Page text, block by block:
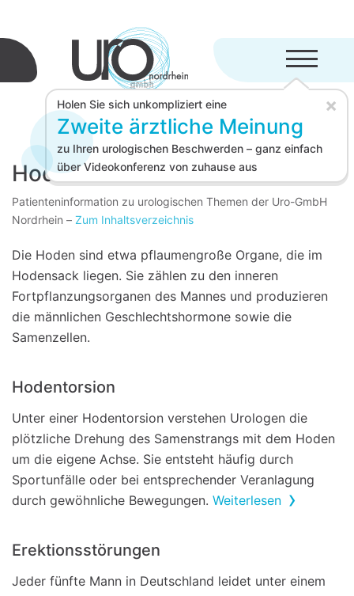
Menü
Holen Sie sich unkompliziert eine
Zweite ärztliche Meinung
zu Ihren urologischen Beschwerden – ganz einfach
über Videokonferenz von zuhause aus
×
Hoden
Patienteninformation zu urologischen Themen der Uro-GmbH
Nordrhein – Zum Inhaltsverzeichnis
Die Hoden sind etwa pflaumengroße Organe, die im
Hodensack liegen. Sie zählen zu den inneren
Fortpflanzungsorganen des Mannes und produzieren
die männlichen Geschlechtshormone sowie die
Samenzellen.
Hodentorsion
Unter einer Hodentorsion verstehen Urologen die
plötzliche Drehung des Samenstrangs mit dem Hoden
um die eigene Achse. Sie entsteht häufig durch
Sportunfälle oder bei entsprechender Veranlagung
durch gewöhnliche Bewegungen. Weiterlesen
Erektionsstörungen
Jeder fünfte Mann in Deutschland leidet unter einem